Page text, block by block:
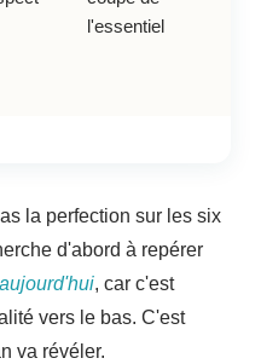
l'essentiel
la perfection sur les six
d'abord à repérer
, car c'est
vers le bas. C'est
va révéler.